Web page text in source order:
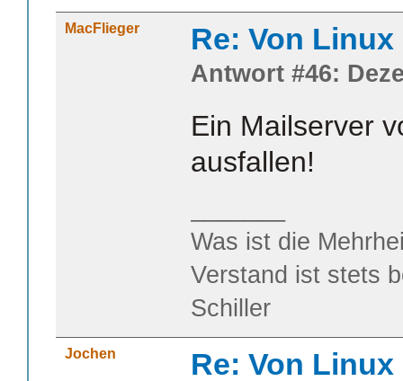
MacFlieger Re: Von
Antwort #46:
Ein Mailserver
ausfallen!
Was ist die
Verstand ist stets
Schiller
Jochen Re: Von